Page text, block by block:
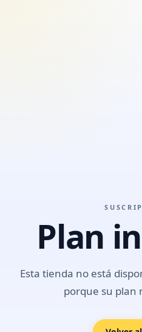
Plan
Esta tienda no está
porque su plan